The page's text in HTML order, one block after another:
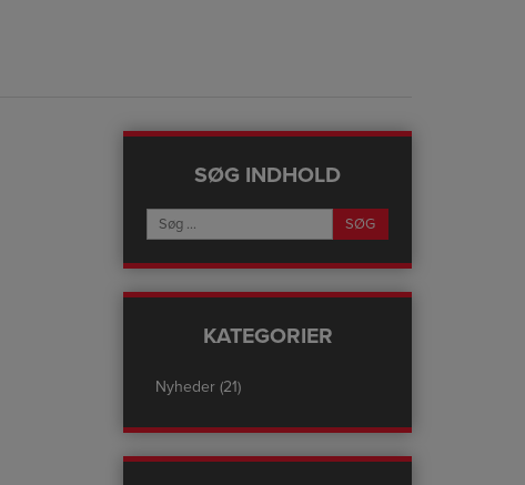
SØG INDHOLD
KATEGORIER
Nyheder (21)